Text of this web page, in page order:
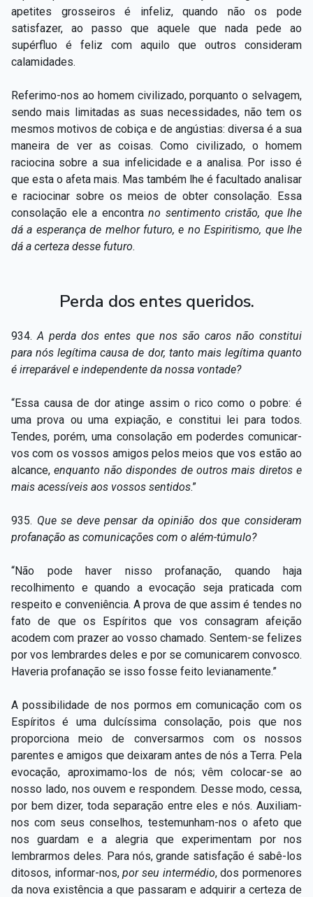
apetites grosseiros é infeliz, quando não os pode
satisfazer, ao passo que aquele que nada pede ao
supérfluo é feliz com aquilo que outros consideram
calamidades.
Referimo-nos ao homem civilizado, porquanto o selvagem,
sendo mais limitadas as suas necessidades, não tem os
mesmos motivos de cobiça e de angústias: diversa é a sua
maneira de ver as coisas. Como civilizado, o homem
raciocina sobre a sua infelicidade e a analisa. Por isso é
que esta o afeta mais. Mas também lhe é facultado analisar
e raciocinar sobre os meios de obter consolação. Essa
consolação ele a encontrano sentimento cristão, que lhe
dá a esperança de melhor futuro, e no Espiritismo, que lhe
dá a certeza desse futuro.
Perda dos entes queridos.
934.A perda dos entes que nos são caros não constitui
para nós legítima causa de dor, tanto mais legítima quanto
é irreparável e independente da nossa vontade?
“Essa causa de dor atinge assim o rico como o pobre: é
uma prova ou uma expiação, e constitui lei para todos.
Tendes, porém, uma consolação em poderdes comunicar-
vos com os vossos amigos pelos meios que vos estão ao
alcance,enquanto não dispondes de outros mais diretos e
mais acessíveis aos vossos sentidos.”
935. Que se deve pensar da opinião dos que consideram
profanação as comunicações com o além-túmulo?
“Não pode haver nisso profanação, quando haja
recolhimento e quando a evocação seja praticada com
respeito e conveniência. A prova de que assim é tendes no
fato de que os Espíritos que vos consagram afeição
acodem com prazer ao vosso chamado. Sentem-se felizes
por vos lembrardes deles e por se comunicarem convosco.
Haveria profanação se isso fosse feito levianamente.”
A possibilidade de nos pormos em comunicação com os
Espíritos é uma dulcíssima consolação, pois que nos
proporciona meio de conversarmos com os nossos
parentes e amigos que deixaram antes de nós a Terra. Pela
evocação, aproximamo-los de nós; vêm colocar-se ao
nosso lado, nos ouvem e respondem. Desse modo, cessa,
por bem dizer, toda separação entre eles e nós. Auxiliam-
nos com seus conselhos, testemunham-nos o afeto que
nos guardam e a alegria que experimentam por nos
lembrarmos deles. Para nós, grande satisfação é sabê-los
ditosos, informar-nos,por seu intermédio, dos pormenores
da nova existência a que passaram e adquirir a certeza de